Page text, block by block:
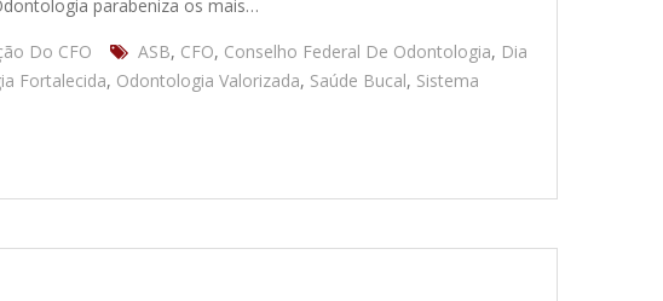
parabeniza os mais…
Do CFO ASB, CFO, Conselho Federal De Odontologia, Dia
Fortalecida, Odontologia Valorizada, Saúde Bucal, Sistema